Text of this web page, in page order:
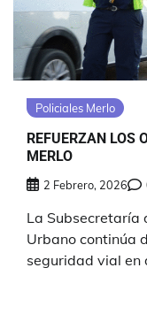
Policiales Merlo
REFUERZAN LOS
MERLO
2 Febrero, 2026
La Subsecretaría
Urbano continúa
seguridad vial en